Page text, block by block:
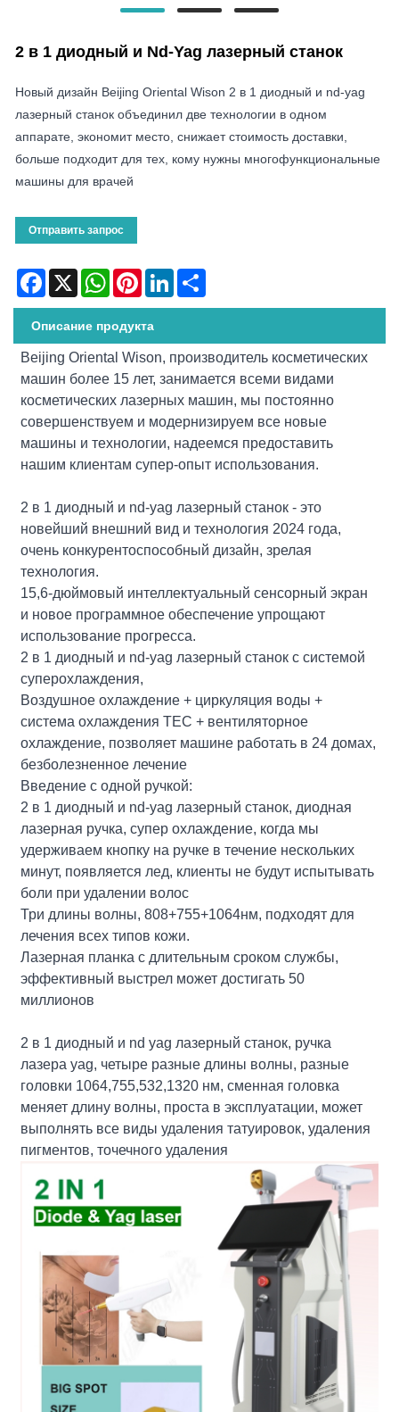
2 в 1 диодный и Nd-Yag лазерный станок
Новый дизайн Beijing Oriental Wison 2 в 1 диодный и nd-yag
лазерный станок объединил две технологии в одном
аппарате, экономит место, снижает стоимость доставки,
больше подходит для тех, кому нужны многофункциональные
машины для врачей
Отправить запрос
Facebook
X WhatsAppPinterestLinkedIn
Описание продукта
Beijing Oriental Wison, производитель косметических
машин более 15 лет, занимается всеми видами
косметических лазерных машин, мы постоянно
совершенствуем и модернизируем все новые
машины и технологии, надеемся предоставить
нашим клиентам супер-опыт использования.
2 в 1 диодный и nd-yag лазерный станок - это
новейший внешний вид и технология 2024 года,
очень конкурентоспособный дизайн, зрелая
технология.
15,6-дюймовый интеллектуальный сенсорный экран
и новое программное обеспечение упрощают
использование прогресса.
2 в 1 диодный и nd-yag лазерный станок с системой
суперохлаждения,
Воздушное охлаждение + циркуляция воды +
система охлаждения TEC + вентиляторное
охлаждение, позволяет машине работать в 24 домах,
безболезненное лечение
Введение с одной ручкой:
2 в 1 диодный и nd-yag лазерный станок, диодная
лазерная ручка, супер охлаждение, когда мы
удерживаем кнопку на ручке в течение нескольких
минут, появляется лед, клиенты не будут испытывать
боли при удалении волос
Три длины волны, 808+755+1064нм, подходят для
лечения всех типов кожи.
Лазерная планка с длительным сроком службы,
эффективный выстрел может достигать 50
миллионов
2 в 1 диодный и nd yag лазерный станок, ручка
лазера yag, четыре разные длины волны, разные
головки 1064,755,532,1320 нм, сменная головка
меняет длину волны, проста в эксплуатации, может
выполнять все виды удаления татуировок, удаления
пигментов, точечного удаления